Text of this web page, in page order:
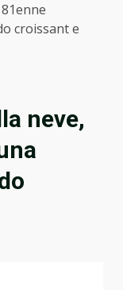
croissant e
neve,